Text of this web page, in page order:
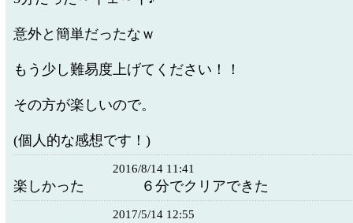
意外と簡単だったなｗ
もう少し難易度上げてください！！
その方が楽しいので。
(個人的な感想です！)
2016/8/14 11:41
楽しかった ６分でクリアできた
2017/5/14 12:55